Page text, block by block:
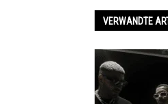
VERWANDTE